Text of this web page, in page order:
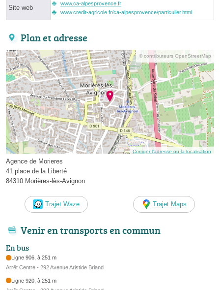
Site web
www.ca-alpesprovence.fr
www.credit-agricole.fr/ca-alpesprovence/particulier.html
Plan et adresse
© contributeurs OpenStreetMap
Corriger l’adresse ou la localisation
Agence de Morieres
41 place de la Liberté
84310 Morières-lès-Avignon
Trajet Waze Trajet Maps
Venir en transports en commun
En bus
Ligne 906, à 251 m
Arrêt Centre - 292 Avenue Aristide Briand
Ligne 920, à 251 m